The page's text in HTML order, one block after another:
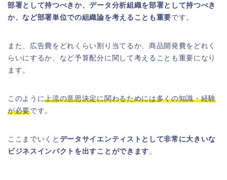
部署として持つべきか、データ分析組織を部署として持つべき
か、など部署単位での組織論を考えることも重要です。
また、広告費をどれくらい割り当てるか、商品開発費をどれく
らいにするか、など予算配分に関して考えることも重要になり
ます。
このように上流の意思決定に関わるためには多くの知識・経験
が必要です。
ここまでいくと データサイエンティストとして非常に大きいな
ビジネスインパクトを出すことができます。